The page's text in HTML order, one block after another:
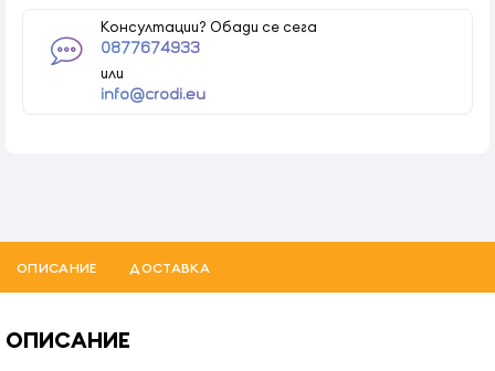
Консултации? Обади се сега
0877674933
или
info@crodi.eu
ОПИСАНИЕ ДОСТАВКА
ОПИСАНИЕ